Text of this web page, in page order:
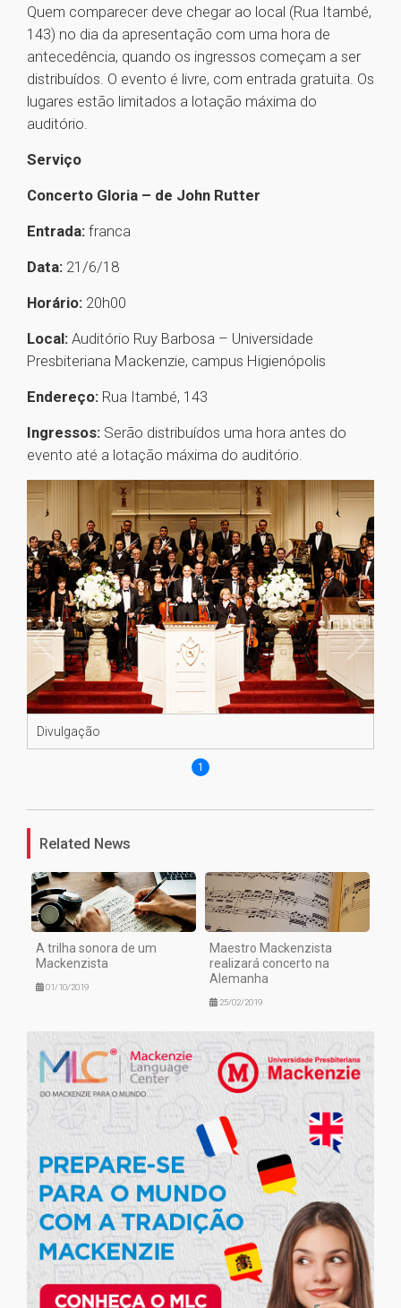
Quem comparecer deve chegar ao local (Rua Itambé,
143) no dia da apresentação com uma hora de
antecedência, quando os ingressos começam a ser
distribuídos. O evento é livre, com entrada gratuita. Os
lugares estão limitados a lotação máxima do
auditório.
Serviço
Concerto Gloria – de John Rutter
Entrada: franca
Data: 21/6/18
Horário: 20h00
Local: Auditório Ruy Barbosa – Universidade
Presbiteriana Mackenzie, campus Higienópolis
Endereço: Rua Itambé, 143
Ingressos: Serão distribuídos uma hora antes do
evento até a lotação máxima do auditório.
Divulgação
1
Related News
A trilha sonora de um
Mackenzista
01/10/2019
Maestro Mackenzista
realizará concerto na
Alemanha
25/02/2019